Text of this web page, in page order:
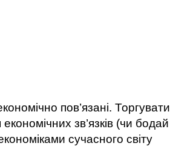
пов’язані. Торгувати
зв’язків (чи бодай
сучасного світу